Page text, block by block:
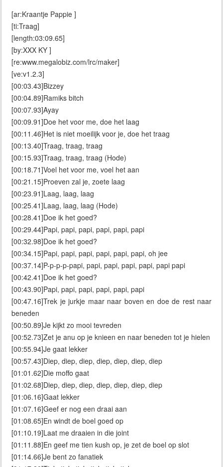
[ar:Kraantje Pappie ]
[ti:Traag]
[length:03:09.65]
[by:XXX KY ]
[re:www.megalobiz.com/lrc/maker]
[ve:v1.2.3]
[00:03.43]Bizzey
[00:04.89]Ramiks bitch
[00:07.93]Ayay
[00:09.91]Doe het voor me, doe het laag
[00:11.46]Het is niet moeilijk voor je, doe het traag
[00:13.40]Traag, traag, traag
[00:15.93]Traag, traag, traag (Hode)
[00:18.71]Voel het voor me, voel het aan
[00:21.15]Proeven zal je, zoete laag
[00:23.91]Laag, laag, laag
[00:25.41]Laag, laag, laag (Hode)
[00:28.41]Doe ik het goed?
[00:29.44]Papi, papi, papi, papi, papi, papi
[00:32.98]Doe ik het goed?
[00:34.15]Papi, papi, papi, papi, papi, papi, oh jee
[00:37.14]P-p-p-p-papi, papi, papi, papi, papi, papi papi
[00:42.41]Doe ik het goed?
[00:43.90]Papi, papi, papi, papi, papi, papi
[00:47.16]Trek je jurkje maar naar boven en doe de rest naar
beneden
[00:50.89]Je kijkt zo mooi tevreden
[00:52.73]Zet je anu op je knieen en naar beneden tot je hielen
[00:55.94]Je gaat lekker
[00:57.43]Diep, diep, diep, diep, diep, diep, diep
[01:01.62]Die moffo gaat
[01:02.68]Diep, diep, diep, diep, diep, diep, diep
[01:06.16]Gaat lekker
[01:07.16]Geef er nog een draai aan
[01:08.65]En windt de boel goed op
[01:10.19]Laat me draaien in die joint
[01:11.88]En geef me tien kush op, je zet de boel op slot
[01:14.66]Je bent zo fanatiek